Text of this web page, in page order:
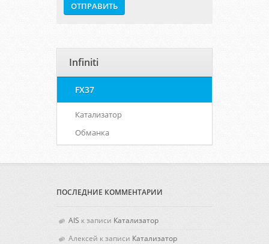
Infiniti
FX37
Катализатор
Обманка
ПОСЛЕДНИЕ КОММЕНТАРИИ
AIS к записи Катализатор
Алексей к записи Катализатор